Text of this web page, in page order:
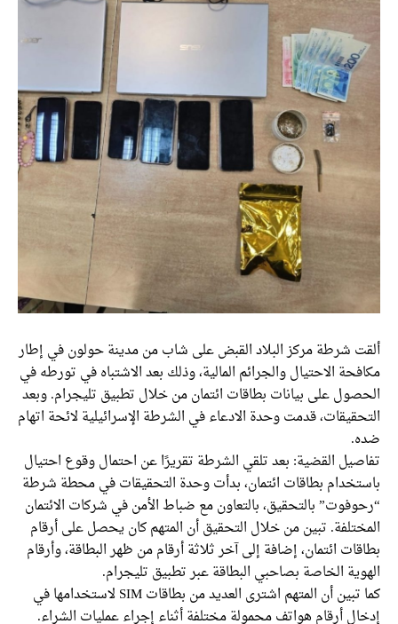
ألقت شرطة مركز البلاد القبض على شاب من مدينة حولون في إطار
مكافحة الاحتيال والجرائم المالية، وذلك بعد الاشتباه في تورطه في
الحصول على بيانات بطاقات ائتمان من خلال تطبيق تليجرام. وبعد
التحقيقات، قدمت وحدة الادعاء في الشرطة الإسرائيلية لائحة اتهام
ضده.
تفاصيل القضية: بعد تلقي الشرطة تقريرًا عن احتمال وقوع احتيال
باستخدام بطاقات ائتمان، بدأت وحدة التحقيقات في محطة شرطة
“رحوفوت” بالتحقيق، بالتعاون مع ضباط الأمن في شركات الائتمان
المختلفة. تبين من خلال التحقيق أن المتهم كان يحصل على أرقام
بطاقات ائتمان، إضافة إلى آخر ثلاثة أرقام من ظهر البطاقة، وأرقام
الهوية الخاصة بصاحبي البطاقة عبر تطبيق تليجرام.
كما تبين أن المتهم اشترى العديد من بطاقات SIM لاستخدامها في
إدخال أرقام هواتف محمولة مختلفة أثناء إجراء عمليات الشراء.